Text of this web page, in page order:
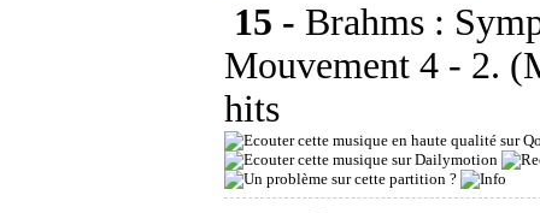
15 - Brahms :
Mouvement 4 - 2.
hits